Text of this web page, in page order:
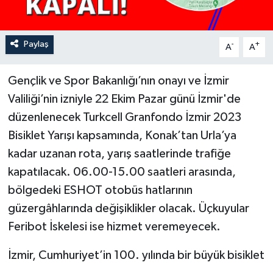
Paylaş A- A+
Gençlik ve Spor Bakanlığı’nın onayı ve İzmir
Valiliği’nin izniyle 22 Ekim Pazar günü İzmir'de
düzenlenecek Turkcell Granfondo İzmir 2023
Bisiklet Yarışı kapsamında, Konak’tan Urla’ya
kadar uzanan rota, yarış saatlerinde trafiğe
kapatılacak. 06.00-15.00 saatleri arasında,
bölgedeki ESHOT otobüs hatlarının
güzergâhlarında değişiklikler olacak. Üçkuyular
Feribot İskelesi ise hizmet veremeyecek.
İzmir, Cumhuriyet’in 100. yılında bir büyük bisiklet